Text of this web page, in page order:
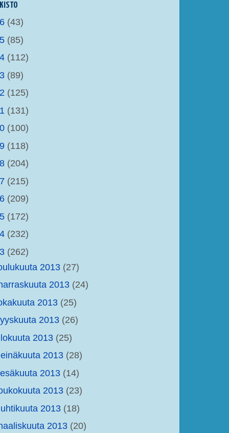
(43)
(85)
(112)
(89)
(125)
(131)
(100)
(118)
(204)
(215)
(209)
(172)
(232)
(262)
2013 (27)
2013 (24)
2013 (25)
2013 (26)
2013 (25)
2013 (28)
2013 (14)
2013 (23)
2013 (18)
2013 (20)